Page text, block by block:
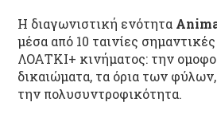
Η διαγωνιστική ενότητα
μέσα από 10 ταινίες
ΛΟΑΤΚΙ+ κινήματος: την
δικαιώματα, τα όρια των
την πολυσυντροφικότητα.